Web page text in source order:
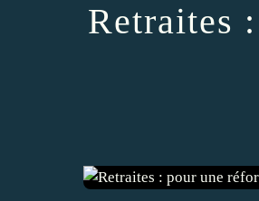
Retraites